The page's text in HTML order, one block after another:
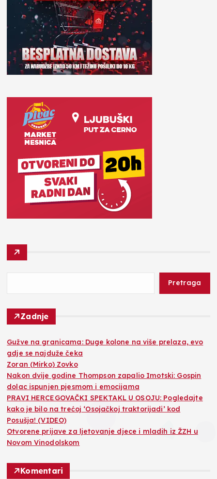
Pretraga
Zadnje
Gužve na granicama: Duge kolone na više prelaza, evo
gdje se najduže čeka
Zoran (Mirko) Zovko
Nakon dvije godine Thompson zapalio Imotski: Gospin
dolac ispunjen pjesmom i emocijama
PRAVI HERCEGOVAČKI SPEKTAKL U OSOJU: Pogledajte
kako je bilo na trećoj ‘Osojačkoj traktorijadi’ kod
Posušja! (VIDEO)
Otvorene prijave za ljetovanje djece i mladih iz ŽZH u
Novom Vinodolskom
Komentari